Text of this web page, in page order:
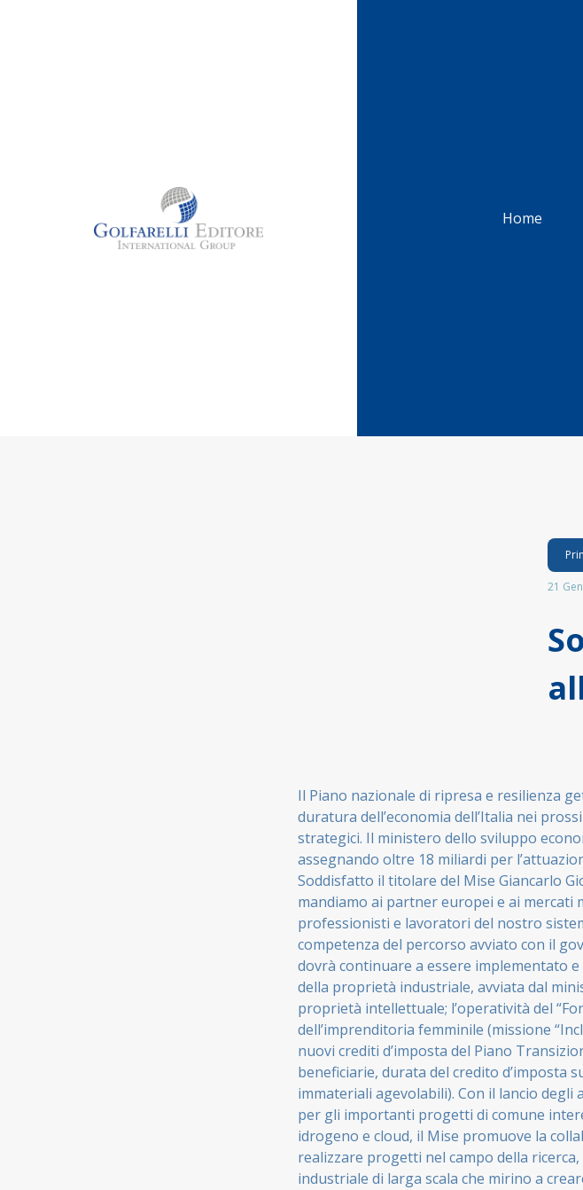
Home
21
Il Piano nazionale di ripresa e resilienza
duratura dell’economia dell’Italia nei
strategici. Il ministero dello sviluppo
assegnando oltre 18 miliardi per
Soddisfatto il titolare del Mise Giancarlo
mandiamo ai partner europei e ai
professionisti e lavoratori del nostro
competenza del percorso avviato con il
dovrà continuare a essere implementato
della proprietà industriale, avviata dal
proprietà intellettuale; l’operatività del
dell’imprenditoria femminile (missione
nuovi crediti d’imposta del Piano
beneficiarie, durata del credito d’imposta
immateriali agevolabili). Con il lancio
per gli importanti progetti di comune
idrogeno e cloud, il Mise promuove la
realizzare progetti nel campo della
industriale di larga scala che mirino a